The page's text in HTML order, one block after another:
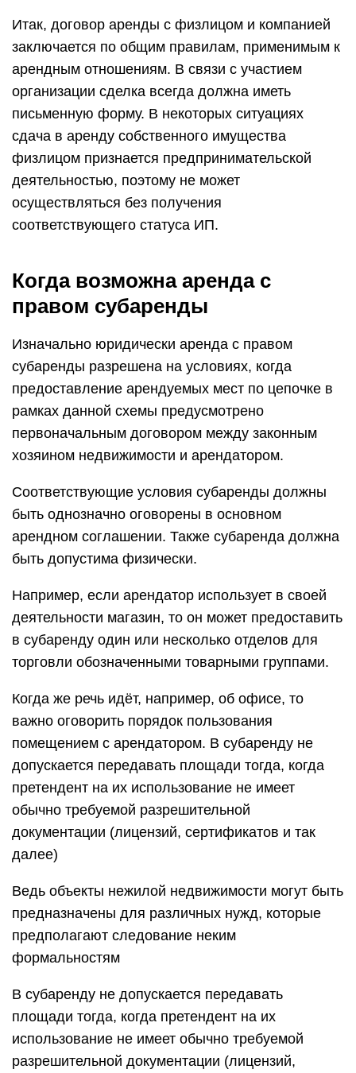
Итак, договор аренды с физлицом и компанией
заключается по общим правилам, применимым к
арендным отношениям. В связи с участием
организации сделка всегда должна иметь
письменную форму. В некоторых ситуациях
сдача в аренду собственного имущества
физлицом признается предпринимательской
деятельностью, поэтому не может
осуществляться без получения
соответствующего статуса ИП.
Когда возможна аренда с
правом субаренды
Изначально юридически аренда с правом
субаренды разрешена на условиях, когда
предоставление арендуемых мест по цепочке в
рамках данной схемы предусмотрено
первоначальным договором между законным
хозяином недвижимости и арендатором.
Соответствующие условия субаренды должны
быть однозначно оговорены в основном
арендном соглашении. Также субаренда должна
быть допустима физически.
Например, если арендатор использует в своей
деятельности магазин, то он может предоставить
в субаренду один или несколько отделов для
торговли обозначенными товарными группами.
Когда же речь идёт, например, об офисе, то
важно оговорить порядок пользования
помещением с арендатором. В субаренду не
допускается передавать площади тогда, когда
претендент на их использование не имеет
обычно требуемой разрешительной
документации (лицензий, сертификатов и так
далее)
Ведь объекты нежилой недвижимости могут быть
предназначены для различных нужд, которые
предполагают следование неким
формальностям
В субаренду не допускается передавать
площади тогда, когда претендент на их
использование не имеет обычно требуемой
разрешительной документации (лицензий,